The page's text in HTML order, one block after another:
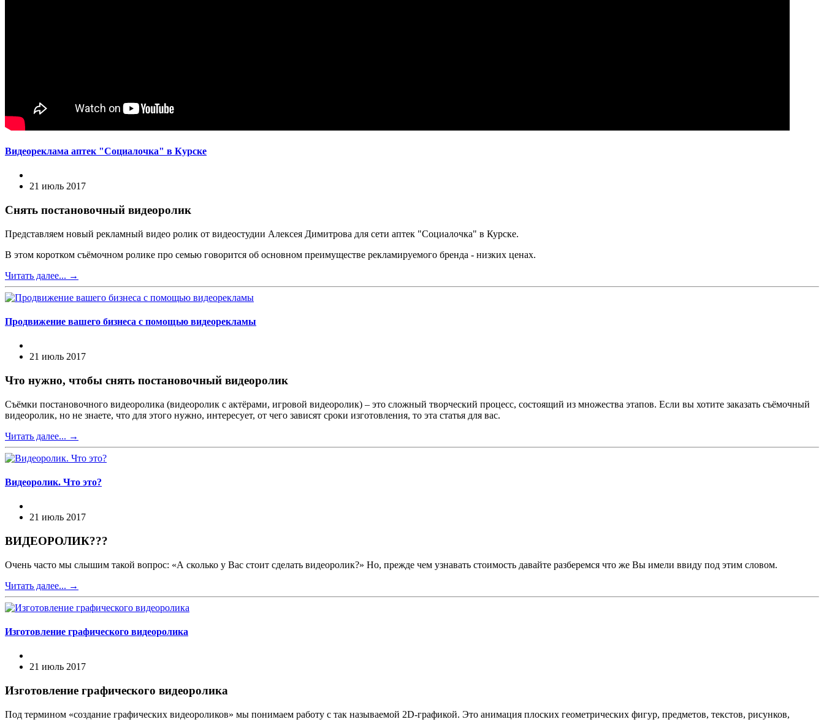
Видеореклама аптек "Социалочка" в Курске
21 июль 2017
Снять постановочный видеоролик
Представляем новый рекламный видео ролик от видеостудии Алексея Димитрова для сети аптек "Социалочка" в Курске.
В этом коротком съёмочном ролике про семью говорится об основном преимуществе рекламируемого бренда - низких ценах.
Читать далее... →
Продвижение вашего бизнеса с помощью видеорекламы
21 июль 2017
Что нужно, чтобы снять постановочный видеоролик
Съёмки постановочного видеоролика (видеоролик с актёрами, игровой видеоролик) – это сложный творческий процесс, состоящий из множества этапов. Если вы хотите заказать съёмочный
видеоролик, но не знаете, что для этого нужно, интересует, от чего зависят сроки изготовления, то эта статья для вас.
Читать далее... →
Видеоролик. Что это?
21 июль 2017
ВИДЕОРОЛИК???
Очень часто мы слышим такой вопрос: «А сколько у Вас стоит сделать видеоролик?» Но, прежде чем узнавать стоимость давайте разберемся что же Вы имели ввиду под этим словом.
Читать далее... →
Изготовление графического видеоролика
21 июль 2017
Изготовление графического видеоролика
Под термином «создание графических видеороликов» мы понимаем работу с так называемой 2D-графикой. Это анимация плоских геометрических фигур, предметов, текстов, рисунков,